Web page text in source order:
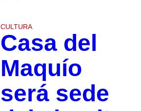
CULTURA
Casa del
Maquío
será sede